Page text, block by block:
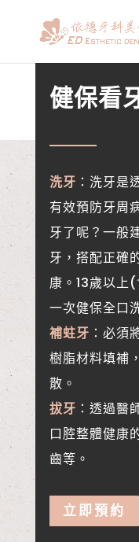
健保看
洗牙 ：洗牙是
有效預防牙周
牙了呢？一般
牙， 搭配正確
康。13歲以上
一次健保全口
補蛀牙 ：必須
樹脂材料填補，
散。
拔牙 ：透過醫
口腔整體健康
齒等。
立即預約